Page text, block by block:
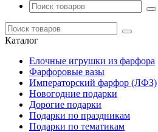
Каталог
Елочные игрушки из фарфора
Фарфоровые вазы
Императорский фарфор (ЛФЗ)
Новогодние подарки
Дорогие подарки
Подарки по праздникам
Подарки по тематикам